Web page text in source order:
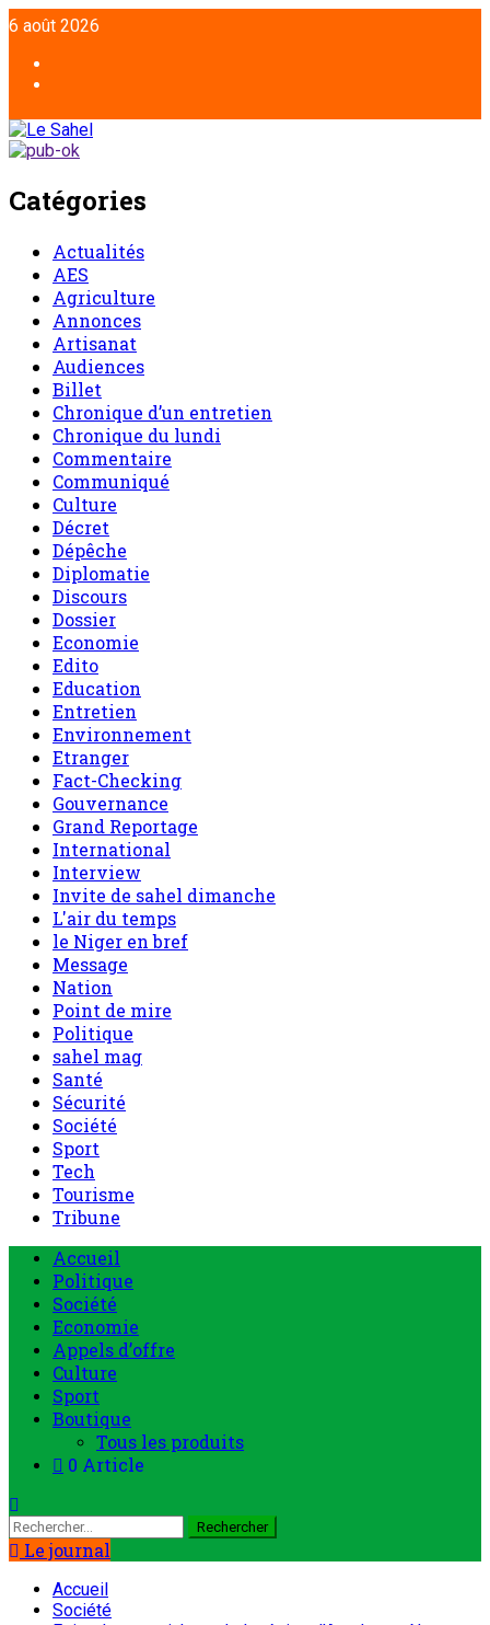
6 août 2026
Catégories
Actualités
AES
Agriculture
Annonces
Artisanat
Audiences
Billet
Chronique d’un entretien
Chronique du lundi
Commentaire
Communiqué
Culture
Décret
Dépêche
Diplomatie
Discours
Dossier
Economie
Edito
Education
Entretien
Environnement
Etranger
Fact-Checking
Gouvernance
Grand Reportage
International
Interview
Invite de sahel dimanche
L'air du temps
le Niger en bref
Message
Nation
Point de mire
Politique
sahel mag
Santé
Sécurité
Société
Sport
Tech
Tourisme
Tribune
Accueil
Politique
Société
Economie
Appels d’offre
Culture
Sport
Boutique
Tous les produits
0 Article
Le journal
Accueil
Société